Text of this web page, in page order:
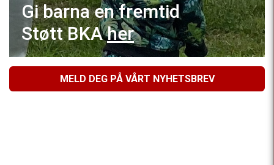
Gi barna en fremtid
Støtt BKAher
MELD DEG PÅ VÅRT NYHETSBREV